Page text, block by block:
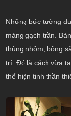
Những bức tường
mảng gạch trần.
thùng nhôm, bông
trí. Đó là cách vừa
thể hiện tinh thần